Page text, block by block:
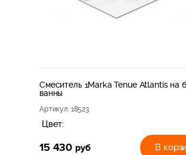
Смеситель 1Marka Tenue Atlantis на
ванны
Артикул: 18523
Цвет:
15 430 руб В